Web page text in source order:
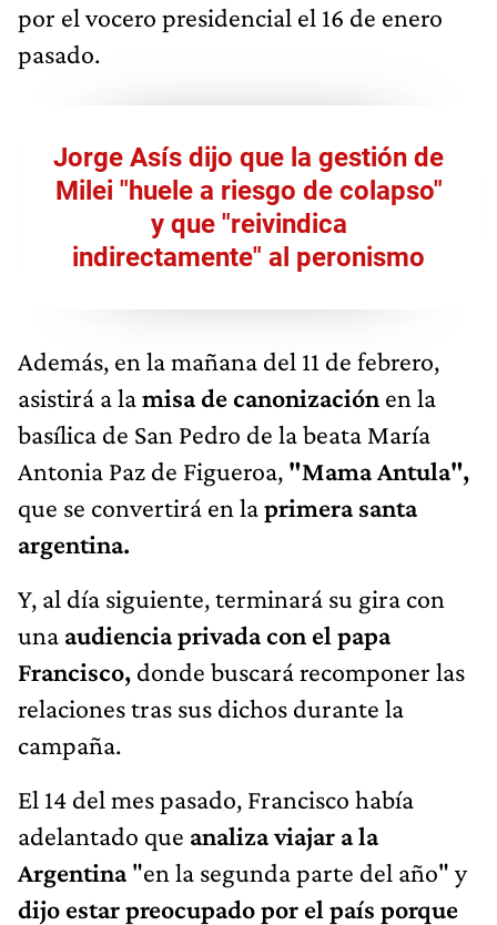
por el vocero presidencial el 16 de enero
pasado.
Jorge Asís dijo que la gestión de
Milei "huele a riesgo de colapso"
y que "reivindica
indirectamente" al peronismo
Además, en la mañana del 11 de febrero,
asistirá a lamisa de canonización en la
basílica de San Pedro de la beata María
Antonia Paz de Figueroa, "Mama Antula",
que se convertirá en laprimera santa
argentina.
Y, al día siguiente, terminará su gira con
una audiencia privada con el papa
Francisco, donde buscará recomponer las
relaciones tras sus dichos durante la
campaña.
El 14 del mes pasado, Francisco había
adelantado que analiza viajar a la
Argentina"en la segunda parte del año" y
dijo estar preocupado por el país porque